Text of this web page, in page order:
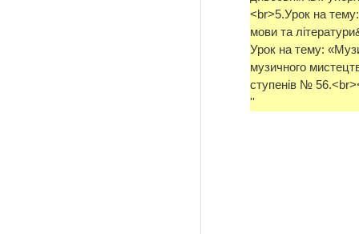
<br>5.Урок на
мови та
Урок на тему:
музичного
ступенів №
''